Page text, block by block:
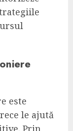
este
le ajută
Prin